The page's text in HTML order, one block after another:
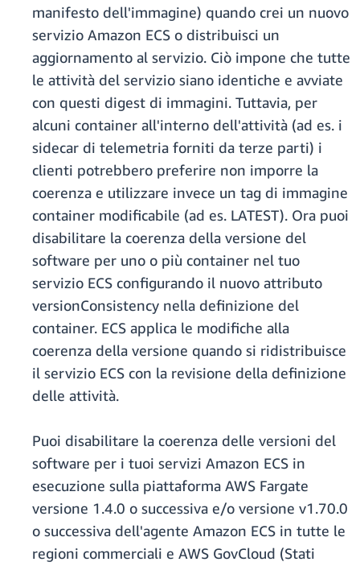
manifesto dell'immagine) quando crei un nuovo
servizio Amazon ECS o distribuisci un
aggiornamento al servizio. Ciò impone che tutte
le attività del servizio siano identiche e avviate
con questi digest di immagini. Tuttavia, per
alcuni container all'interno dell'attività (ad es. i
sidecar di telemetria forniti da terze parti) i
clienti potrebbero preferire non imporre la
coerenza e utilizzare invece un tag di immagine
container modificabile (ad es. LATEST). Ora puoi
disabilitare la coerenza della versione del
software per uno o più container nel tuo
servizio ECS configurando il nuovo attributo
versionConsistency nella definizione del
container. ECS applica le modifiche alla
coerenza della versione quando si ridistribuisce
il servizio ECS con la revisione della definizione
delle attività.
Puoi disabilitare la coerenza delle versioni del
software per i tuoi servizi Amazon ECS in
esecuzione sulla piattaforma AWS Fargate
versione 1.4.0 o successiva e/o versione v1.70.0
o successiva dell'agente Amazon ECS in tutte le
regioni commerciali e AWS GovCloud (Stati